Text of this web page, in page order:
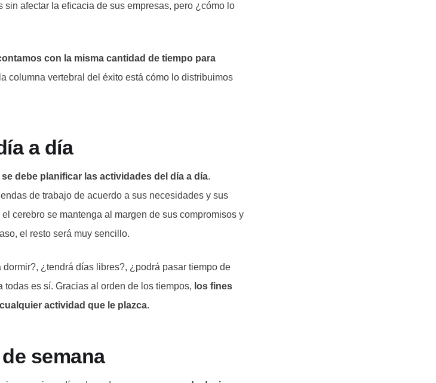
afectar la eficacia de sus empresas, pero ¿cómo lo
con la misma cantidad de tiempo para
columna vertebral del éxito está cómo lo distribuimos
a día
debe planificar las actividades del día a día.
de trabajo de acuerdo a sus necesidades y sus
cerebro se mantenga al margen de sus compromisos y
el resto será muy sencillo.
¿tendrá días libres?, ¿podrá pasar tiempo de
es sí. Gracias al orden de los tiempos, los fines
actividad que le plazca.
semana